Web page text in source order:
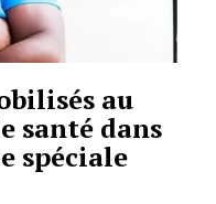
au
santé dans
spéciale